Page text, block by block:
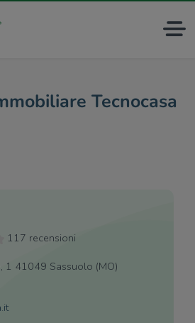
Tecnocasa
117 recensioni
1 41049 Sassuolo (MO)